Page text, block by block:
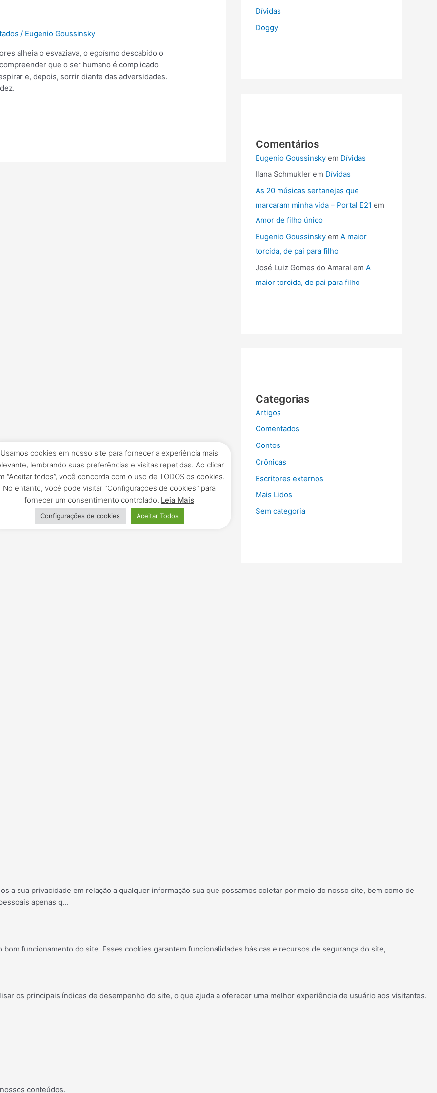
/ Eugenio Goussinsky
alheia o esvaziava, o egoísmo descabido o
que o ser humano é complicado
e, depois, sorrir diante das adversidades.
Dívidas
Doggy
Comentários
Eugenio Goussinsky em Dívidas
Ilana Schmukler em Dívidas
As 20 músicas sertanejas que
marcaram minha vida – Portal E21 em
Amor de filho único
Eugenio Goussinsky em A maior
torcida, de pai para filho
José Luiz Gomes do Amaral em A
maior torcida, de pai para filho
Categorias
Artigos
Comentados
Contos
Crônicas
Escritores externos
Mais Lidos
Sem categoria
Usamos cookies em nosso site para fornecer a experiência mais
lembrando suas preferências e visitas repetidas. Ao clicar
“Aceitar todos”, você concorda com o uso de TODOS os cookies.
No entanto, você pode visitar "Configurações de cookies" para
fornecer um consentimento controlado. Leia Mais
Configurações de cookies Aceitar Todos
a sua privacidade em relação a qualquer informação sua que possamos coletar por meio do nosso site, bem como de
apenas q...
funcionamento do site. Esses cookies garantem funcionalidades básicas e recursos de segurança do site,
os principais índices de desempenho do site, o que ajuda a oferecer uma melhor experiência de usuário aos visitantes.
conteúdos.